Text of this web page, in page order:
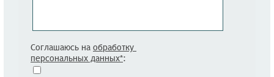
Соглашаюсь на обработку
персональных данных*: